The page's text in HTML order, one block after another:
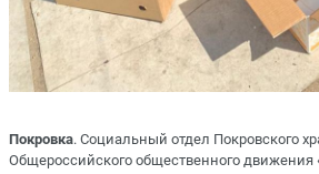
Покровка. Социальный отдел Покровского
Общероссийского общественного движения